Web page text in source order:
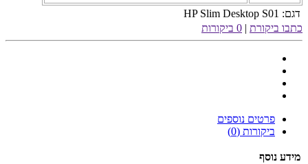
דגם: HP Slim Desktop S01
כתבו ביקורת | 0 ביקורות
פרטים נוספים
ביקורות (0)
מידע נוסף